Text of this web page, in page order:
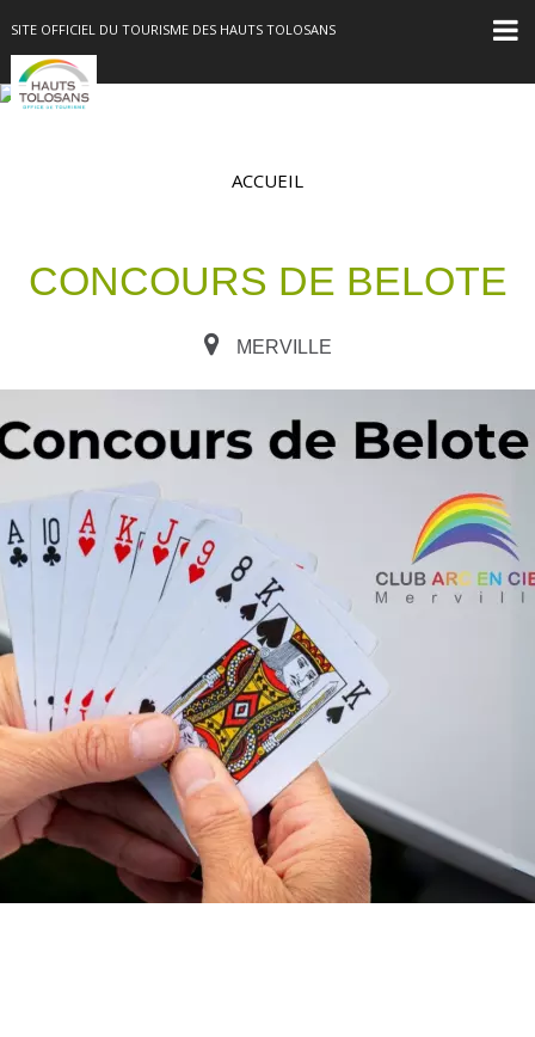
SITE OFFICIEL DU TOURISME DES HAUTS TOLOSANS
ACCUEIL
CONCOURS DE BELOTE
MERVILLE